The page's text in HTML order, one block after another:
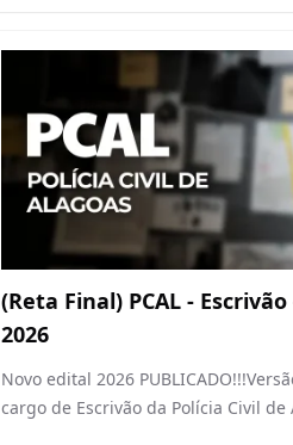
(Reta Final) PCAL -
2026
Novo edital 2026
cargo de Escrivão da Polícia Civil de